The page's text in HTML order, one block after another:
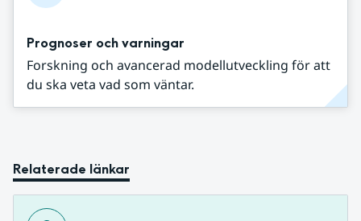
Prognoser och varningar
Forskning och avancerad modellutveckling för att
du ska veta vad som väntar.
Relaterade länkar